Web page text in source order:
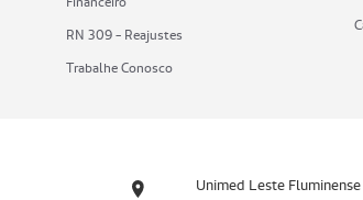
RN 309 - Reajustes
Trabalhe Conosco
Unimed Leste Fluminense